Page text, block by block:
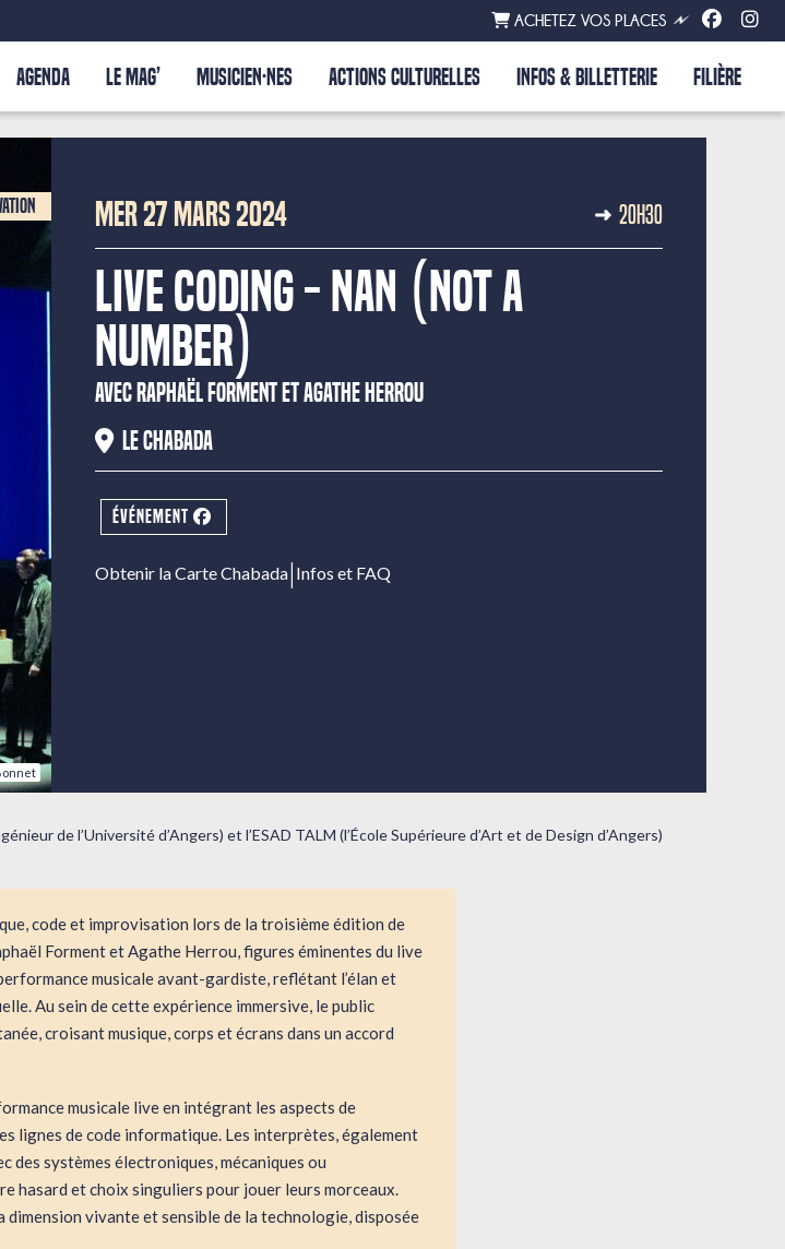
ACHETEZ VOS PLACES
AGENDA LE MAG’ MUSICIEN·NES ACTIONS CULTURELLES INFOS & BILLETTERIE FILIÈRE
MER 27 MARS 2024 20H30
Live Coding - NaN (Not a
Number)
AVEC RAPHAËL FORMENT ET AGATHE HERROU
Le Chabada
ÉVÉNEMENT
Obtenir la Carte Chabada| Infos et FAQ
de l’Université d’Angers) et l’ESAD TALM (l’École Supérieure d’Art et de Design d’Angers)
code et improvisation lors de la troisième édition de
Forment et Agathe Herrou, figures éminentes du live
musicale avant-gardiste, reflétant l’élan et
Au sein de cette expérience immersive, le public
croisant musique, corps et écrans dans un accord
musicale live en intégrant les aspects de
lignes de code informatique. Les interprètes, également
des systèmes électroniques, mécaniques ou
hasard et choix singuliers pour jouer leurs morceaux.
vivante et sensible de la technologie, disposée